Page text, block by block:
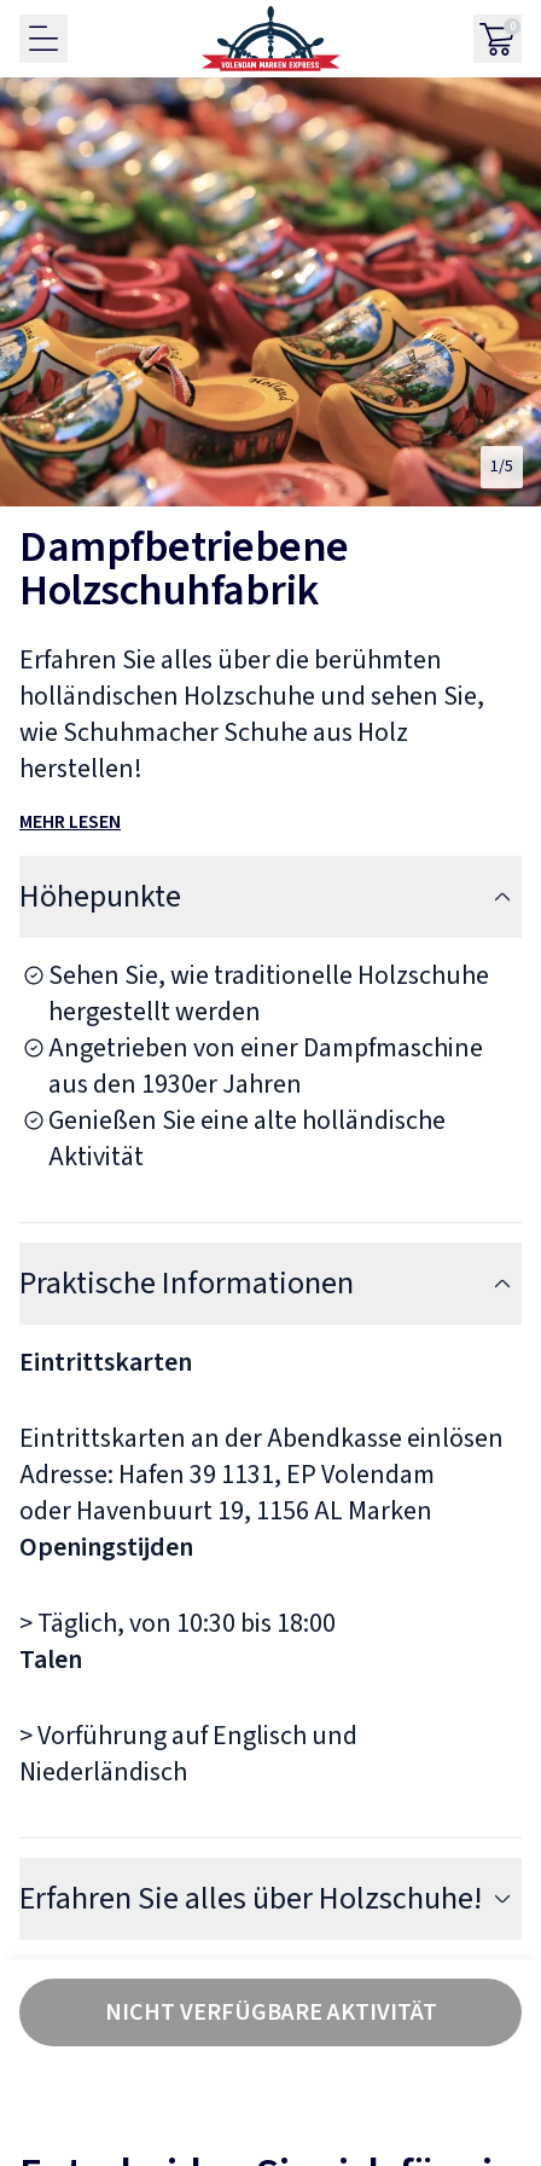
0
1/5
Dampfbetriebene
Holzschuhfabrik
Erfahren Sie alles über die berühmten
holländischen Holzschuhe und sehen Sie,
wie Schuhmacher Schuhe aus Holz
herstellen!
MEHR LESEN
Höhepunkte
Sehen Sie, wie traditionelle Holzschuhe
hergestellt werden
Angetrieben von einer Dampfmaschine
aus den 1930er Jahren
Genießen Sie eine alte holländische
Aktivität
Praktische Informationen
Eintrittskarten
Eintrittskarten an der Abendkasse einlösen
Adresse: Hafen 39 1131, EP Volendam
oder Havenbuurt 19, 1156 AL Marken
Openingstijden
> Täglich, von 10:30 bis 18:00
Talen
> Vorführung auf Englisch und
Niederländisch
Erfahren Sie alles über Holzschuhe!
Auf Marken können Sie die einzige
dampfbetriebene Holzschuhfabrik der Welt
NICHT VERFÜGBARE AKTIVITÄT